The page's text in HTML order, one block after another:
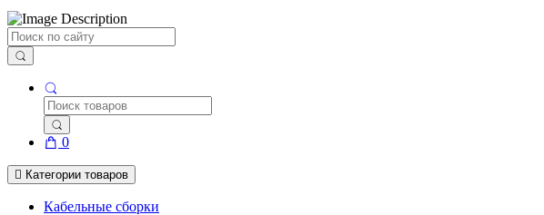
Поиск
0
Категории товаров
Кабельные сборки